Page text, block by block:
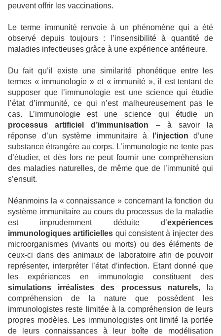
peuvent offrir les vaccinations.
Le terme immunité renvoie à un phénomène qui a été
observé depuis toujours : l’insensibilité à quantité de
maladies infectieuses grâce à une expérience antérieure.
Du fait qu’il existe une similarité phonétique entre les
termes « immunologie » et « immunité », il est tentant de
supposer que l’immunologie est une science qui étudie
l’état d’immunité, ce qui n’est malheureusement pas le
cas. L’immunologie est une science qui étudie un
processus artificiel d’immunisation – à savoir la
réponse d’un système immunitaire à
l’injection d’une
substance étrangère au corps. L’immunologie ne tente pas
d’étudier, et dès lors ne peut fournir une compréhension
des maladies naturelles, de même que de l’immunité qui
s’ensuit.
Néanmoins la « connaissance » concernant la fonction du
système immunitaire au cours du processus de la maladie
est imprudemment déduite d’expériences
immunologiques artificielles qui consistent à injecter des
microorganismes (vivants ou morts) ou des éléments de
ceux-ci dans des animaux de laboratoire afin de pouvoir
représenter, interpréter l’état d’infection. Etant donné que
les expériences en immunologie constituent des
simulations irréalistes des processus naturels,la
compréhension de la nature que possèdent les
immunologistes reste limitée à la compréhension de leurs
propres modèles. Les immunologistes ont limité la portée
de leurs connaissances à leur boîte de modélisation